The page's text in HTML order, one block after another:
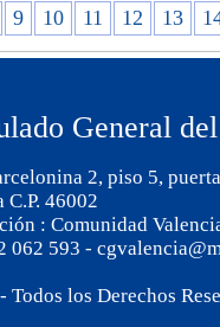
en
de
con las
A lo
no
tierra que
y el
9 10 11 12 13
General
2, piso 5,
C.P. 46002
: Comunidad
062 593 -
Todos los Derechos